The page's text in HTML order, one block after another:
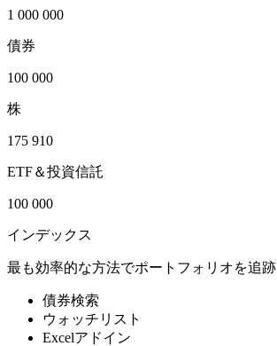
1 000 000
債券
100 000
株
175 910
ETF＆投資信託
100 000
インデックス
最も効率的な方法でポートフォリオを追跡
債券検索
ウォッチリスト
Excelアドイン